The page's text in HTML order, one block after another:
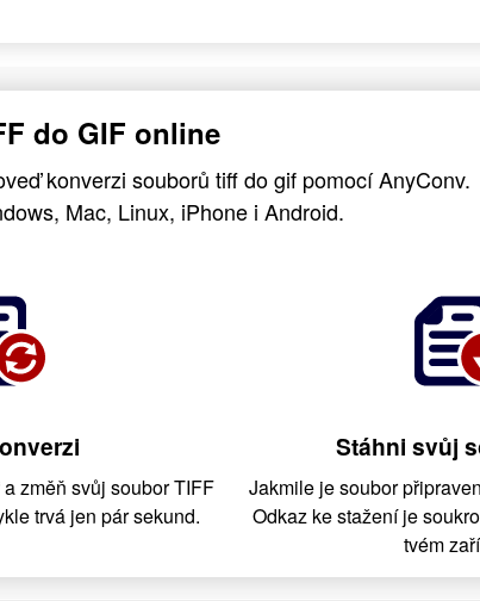
do GIF online
konverzi souborů tiff do gif pomocí AnyConv.
Mac, Linux, iPhone i Android.
změň svůj soubor TIFF
trvá jen pár sekund.
Stáhni svůj
Jakmile je soubor
Odkaz ke stažení je
tvém